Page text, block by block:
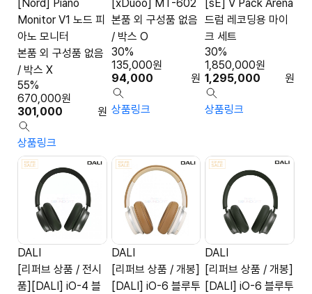
[Nord] Piano
Monitor V1 노드 피
아노 모니터
본품 외 구성품 없음
/ 박스 X
301,000 원
670,000원
55%
상품링크
[xDuoo] MT-602
본품 외 구성품 없음
/ 박스 O
94,000 원
135,000원
30%
상품링크
[sE] V Pack Arena
드럼 레코딩용 마이
크 세트
1,295,000 원
1,850,000원
30%
상품링크
DALI
[리퍼브 상품 / 전시
품][DALI] iO-4 블
DALI
[리퍼브 상품 / 개봉]
[DALI] iO-6 블루투
DALI
[리퍼브 상품 / 개봉]
[DALI] iO-6 블루투